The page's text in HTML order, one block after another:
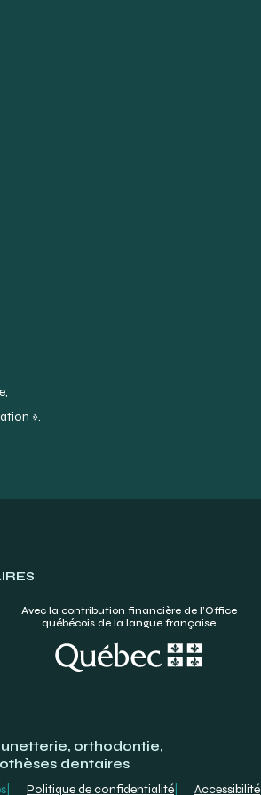
».
Avec la contribution financière de l’Office
québécois de la langue française
orthodontie,
dentaires
Politique de confidentialité Accessibilité